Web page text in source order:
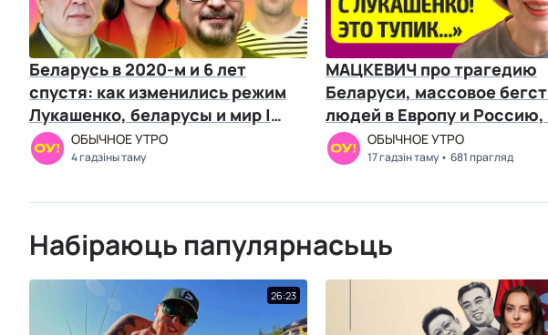
Беларусь в 2020-м и 6 лет
спустя: как изменились режим
Лукашенко, беларусы и мир |
Чалый, Козлов
ОБЫЧНОЕ УТРО
4 гадзіны таму
МАЦКЕВИЧ про трагедию
Беларуси, массовое
людей в Европу и Россию,
Лукашенко не понял
ОБЫЧНОЕ УТРО
17 гадзін таму 681 прагляд
Набіраюць папулярнасьць
26:23